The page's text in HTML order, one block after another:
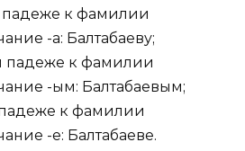
к фамилии
-а: Балтабаеву;
падеже к фамилии
-ым: Балтабаевым;
к фамилии
-е: Балтабаеве.